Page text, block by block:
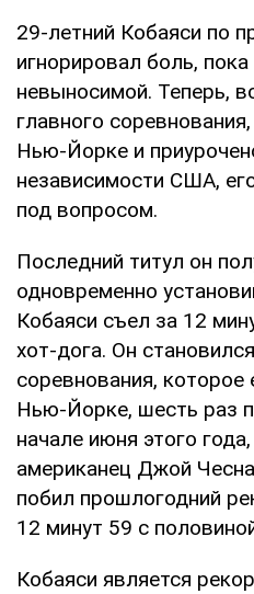
29-летний Кобаяси по
игнорировал боль,
невыносимой. Теперь,
главного
Нью-Йорке и
независимости США,
под вопросом.
Последний титул он
одновременно
Кобаяси съел за 12
хот-дога. Он
соревнования, которое
Нью-Йорке, шесть раз
начале июня этого
американец Джой
побил прошлогодний
12 минут 59 с
Кобаяси является